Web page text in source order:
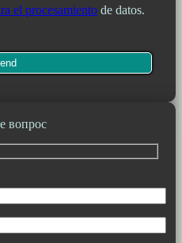
el procesamiento de datos.
вопрос